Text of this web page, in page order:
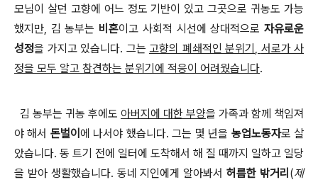
모님이 살던 고향에 어느 정도 기반이 있고 그곳으로 귀농도 가능
했지만, 김 농부는 비혼이고 사회적 시선에 상대적으로자유로운
성정을 가지고 있습니다. 그는 고향의 폐쇄적인 분위기 , 서로가 사
정을 모두 알고 참견하는 분위기에 적응이 어려웠습니다.
김 농부는 귀농 후에도 아버지에 대한 부양을 가족과 함께 책임져
야 해서 돈벌이 에 나서야 했습니다.그는 몇 년을 농업노동자로 살
았습니다. 동 트기 전에 일터에 도착해서 해 질 때까지 일하고 일당
을 받아 생활했습니다. 동네 지인에게 알아봐서허름한 밖거리 (제